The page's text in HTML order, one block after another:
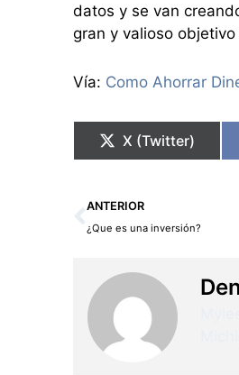
datos y se van
gran y valioso objetivo
Vía: Como Ahorrar
X (Twitter)
Ant
ANTERIOR
¿Que es una inversión?